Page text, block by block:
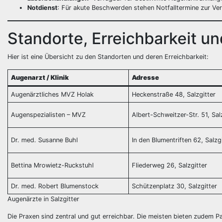
Notdienst: Für akute Beschwerden stehen Notfalltermine zur
Standorte, Erreichbarkeit
Hier ist eine Übersicht zu den Standorten und deren Erreichbarkeit:
Augenarzt / Klinik Adresse
Augenärztliches MVZ Holak Heckenstraße 48, Salzgitter
Augenspezialisten – MVZ Albert-Schweitzer-Str. 51,
Dr. med. Susanne Buhl In den Blumentriften 62,
Bettina Mrowietz-Ruckstuhl Fliederweg 26, Salzgitter
Dr. med. Robert Blumenstock
Schützenplatz 30, Salzgitter
Augenärzte in Salzgitter
Die Praxen sind zentral und gut erreichbar. Die meisten bieten zudem